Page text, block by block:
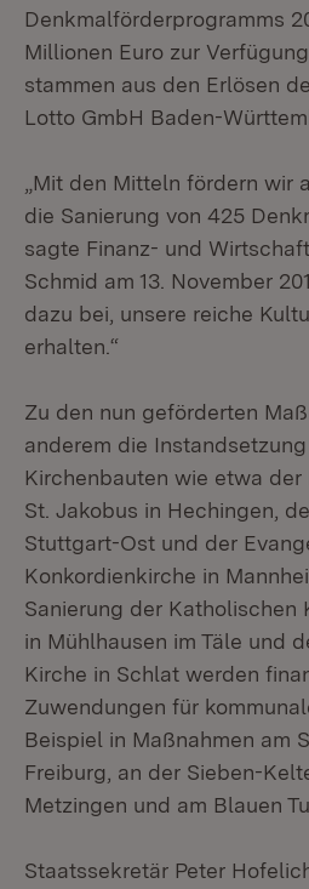
Denkmalförderprogramms
Millionen Euro zur
stammen aus den Erlösen
Lotto GmbH Baden-
„Mit den Mitteln fördern wir
die Sanierung von 425
sagte Finanz- und
Schmid am 13. November
dazu bei, unsere reiche
erhalten.“
Zu den nun geförderten
anderem die
Kirchenbauten wie etwa
St. Jakobus in Hechingen,
Stuttgart-Ost und der
Konkordienkirche in
Sanierung der Katholischen
in Mühlhausen im Täle und
Kirche in Schlat werden
Zuwendungen für
Beispiel in Maßnahmen am
Freiburg, an der Sieben-
Metzingen und am Blauen
Staatssekretär Peter